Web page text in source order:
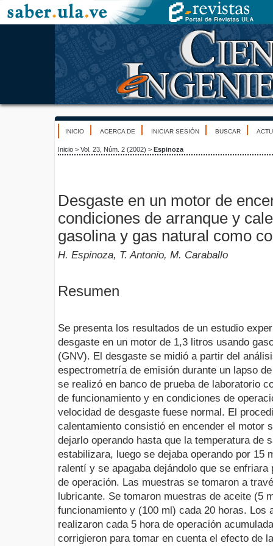
INICIO ACERCA DE INICIAR SESIÓN BUSCAR
Inicio > Vol. 23, Núm. 2 (2002) > Espinoza
Desgaste en un motor de
condiciones de arranque y
gasolina y gas natural como
H. Espinoza, T. Antonio, M. Caraballo
Resumen
Se presenta los resultados de un estudio
desgaste en un motor de 1,3 litros usando
(GNV). El desgaste se midió a partir del
espectrometría de emisión durante un lapso
se realizó en banco de prueba de laboratorio
de funcionamiento y en condiciones de
velocidad de desgaste fuese normal. El
calentamiento consistió en encender el motor
dejarlo operando hasta que la temperatura de
estabilizara, luego se dejaba operando por 15
ralentí y se apagaba dejándolo que se
de operación. Las muestras se tomaron a
lubricante. Se tomaron muestras de aceite (5
funcionamiento y (100 ml) cada 20 horas. Los
realizaron cada 5 hora de operación
corrigieron para tomar en cuenta el efecto de